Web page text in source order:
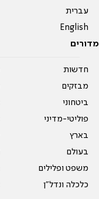
עברית
English
מדורים
חדשות
מבזקים
ביטחוני
פוליטי-מדיני
בארץ
בעולם
משפט ופלילים
כלכלה ונדל"ן